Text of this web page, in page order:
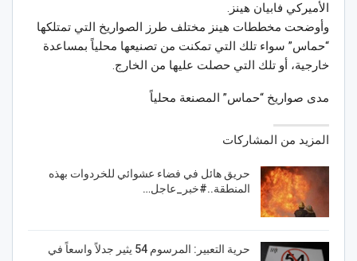
الأميركي فابيان هينز.
وأوضحت مخططات هينز مختلف طرز الصواريخ التي تمتلكها
“حماس” سواء تلك التي تمكنت من تصنيعها محلياً بمساعدة
خارجية، أو تلك التي حصلت عليها من الخارج.
مدى صواريخ “حماس” المصنعة محلياً
المزيد من المشاركات
حريق هائل في فضاء عشوائي للخردوات بهذه
المنطقة..#خبر_عاجل…
حرية التعبير: المرسوم 54 يثير جدلاً واسعاً في